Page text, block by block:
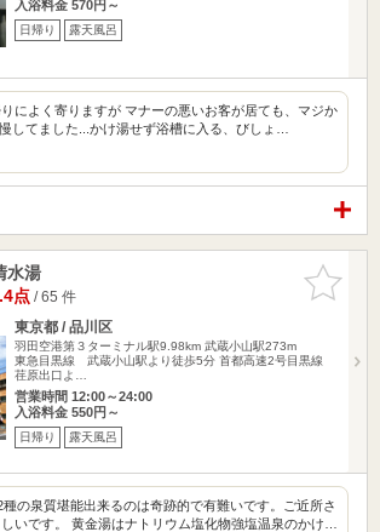
入浴料金 570円～
日帰り 露天風呂
によく寄りますが マナーの悪いお客が居ても、マジか
してました...かけ湯せず浴槽に入る、びしょ…
お気に入
りに追加
水湯
点/ 65 件
東京都 / 品川区
羽田空港第３ターミナル駅9.98km 武蔵小山駅273m
東急目黒線 武蔵小山駅より徒歩5分 首都高速2号目黒線
荏原出口よ…
営業時間 12:00～24:00
入浴料金 550円～
日帰り 露天風呂
種の泉質堪能出来るのは奇跡的で有難いです。ご近所さ
いです。 黄金湯はナトリウム塩化物強塩温泉のかけ…